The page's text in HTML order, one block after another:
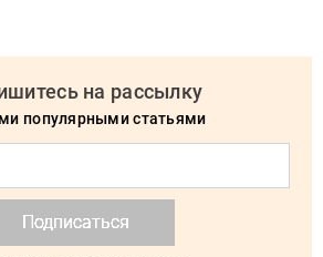
на рассылку
популярными статьями
Подписаться